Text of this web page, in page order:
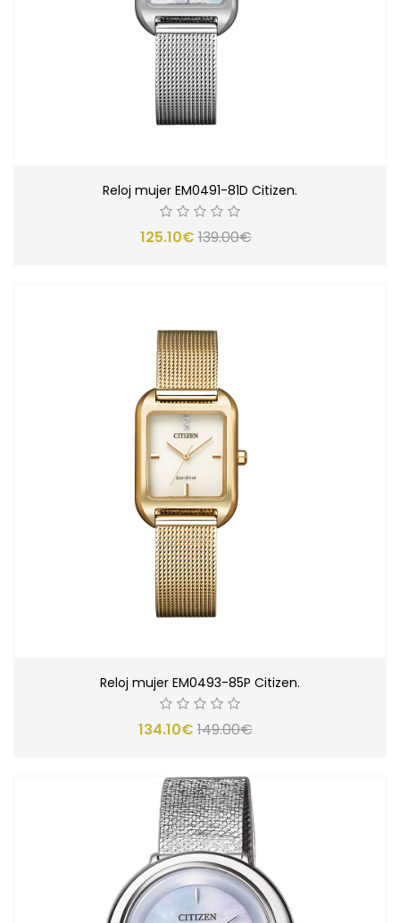
Reloj mujer EM0491-81D Citizen.
125.10€139.00€
Reloj mujer EM0493-85P Citizen.
134.10€ 149.00€